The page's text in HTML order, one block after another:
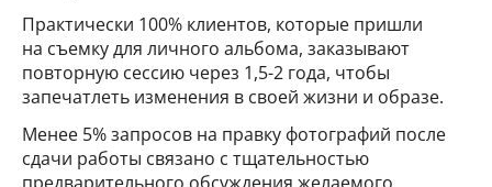
Практически 100% клиентов, которые пришли
на съемку для личного альбома, заказывают
повторную сессию через 1,5-2 года, чтобы
запечатлеть изменения в своей жизни и образе.
Менее 5% запросов на правку фотографий после
сдачи работы связано с тщательностью